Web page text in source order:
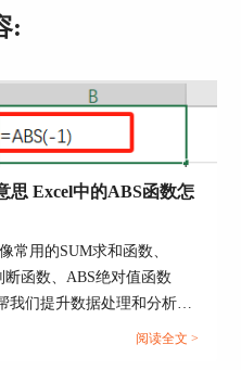
在数据透视表下拉框中
:
数怎
常用的SUM求和函数、
函数、ABS绝对值函数
我们提升数据处理和分析效
例，来为大家分享一下Excel
阅读全文 >